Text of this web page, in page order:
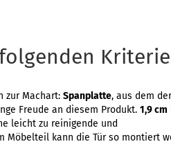
zur Machart: Spanplatte, aus dem
Freude an diesem Produkt. 1,9 cm
leicht zu reinigende und
Möbelteil kann die Tür so montiert